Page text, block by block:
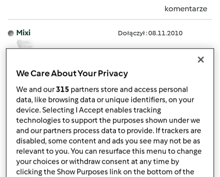
komentarze
Mixi Dołączył : 08.11.2010
ndz., 03/18/2012 - 20:16
Dziękujemy za apel do użytkowników i forowiczów
Góra strony
Zaloguj lub zarejestruj sięaby dodawać
komentarze
We Care About Your Privacy
We and our315 partners store and access personal
data, like browsing data or unique identifiers, on your
device. Selecting I Accept enables tracking
technologies to support the purposes shown under we
and our partners process data to provide. If trackers are
disabled, some content and ads you see may not be as
relevant to you. You can resurface this menu to change
your choices or withdraw consent at any time by
clicking the Show Purposes link on the bottom of the